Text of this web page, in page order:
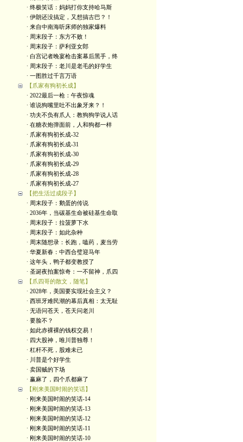
· 终极笑话：妈妈打你支持哈马斯
· 伊朗还没搞定，又想搞古巴？！
· 来自中南海听床师的独家爆料
· 周末段子：东方不败！
· 周末段子：萨利亚女郎
· 白宫记者晚宴枪击案幕后黑手，终
· 周末段子：老川是老毛的好学生
· 一图胜过千言万语
【爪家有狗初长成】
· 2022最后一枪：午夜惊魂
· 谁说狗嘴里吐不出象牙来？！
· 功夫不负有爪人：教狗狗学说人话
· 在糖衣炮弹面前，人和狗都一样
· 爪家有狗初长成-32
· 爪家有狗初长成-31
· 爪家有狗初长成-30
· 爪家有狗初长成-29
· 爪家有狗初长成-28
· 爪家有狗初长成-27
【把生活过成段子】
· 周末段子：鹅蛋的传说
· 2036年，当碳基生命被硅基生命取
· 周末段子：拉菠萝下水
· 周末段子：如此杂种
· 周末随想录：长跑，嗑药，麦当劳
· 华夏新春：中西合璧迎马年
· 这年头，鸭子都变教授了
· 圣诞夜拍案惊奇：一不留神，爪四
【爪四哥的散文，随笔】
· 2028年，美国要实现社会主义？
· 西班牙难民潮的幕后真相：太无耻
· 无语问苍天，苍天问老川
· 要脸不？
· 如此赤裸裸的钱权交易！
· 四大股神，唯川普独尊！
· 杠杆不死，股难未已
· 川普是个好学生
· 卖国贼的下场
· 赢麻了，四个爪都麻了
【刚来美国时闹的笑话】
· 刚来美国时闹的笑话-14
· 刚来美国时闹的笑话-13
· 刚来美国时闹的笑话-12
· 刚来美国时闹的笑话-11
· 刚来美国时闹的笑话-10